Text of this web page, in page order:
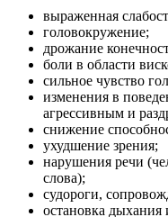
выраженная
головокружение;
дрожание
боли в области
сильное чувство
изменения в
агрессивным и
снижение
ухудшение зрения;
нарушения речи
слова);
судороги,
остановка дыхания